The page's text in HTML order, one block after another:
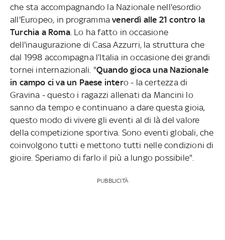
che sta accompagnando la Nazionale nell'esordio
all'Europeo, in programmavenerdì alle 21 contro la
Turchia a Roma. Lo ha fatto in occasione
dell'inaugurazione di Casa Azzurri, la struttura che
dal 1998 accompagna l’Italia in occasione dei grandi
tornei internazionali. "Quando gioca una Nazionale
in campo ci va un Paese intero - la certezza di
Gravina - questo i ragazzi allenati da Mancini lo
sanno da tempo e continuano a dare questa gioia,
questo modo di vivere gli eventi al di là del valore
della competizione sportiva. Sono eventi globali, che
coinvolgono tutti e mettono tutti nelle condizioni di
gioire. Speriamo di farlo il più a lungo possibile".
PUBBLICITÀ